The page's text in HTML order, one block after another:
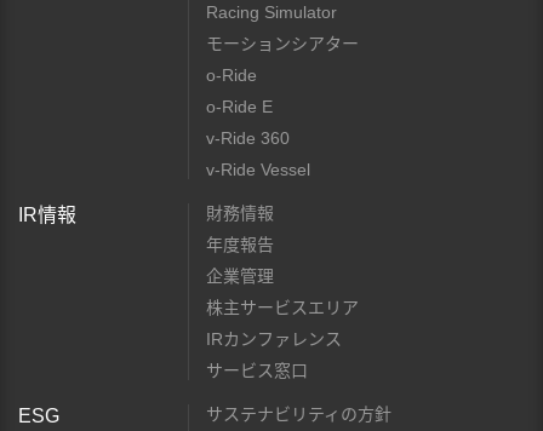
Racing Simulator
モーションシアター
o-Ride
o-Ride E
v-Ride 360
v-Ride Vessel
IR情報
財務情報
年度報告
企業管理
株主サービスエリア
IRカンファレンス
サービス窓口
ESG
サステナビリティの方針